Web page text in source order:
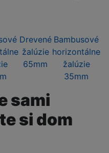
Drevené
žalúzie
65mm
Bambusové
horizontálne
žalúzie
35mm
sami
si dom